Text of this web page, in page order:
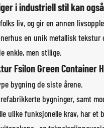
i industriell stil kan
liv, og gir en annen
en unik metallisk tekstur
enkle, men stilige.
Fsilon Green Container
bygning de siste årene.
bygninger, samt
ulike funksjonelle krav, har